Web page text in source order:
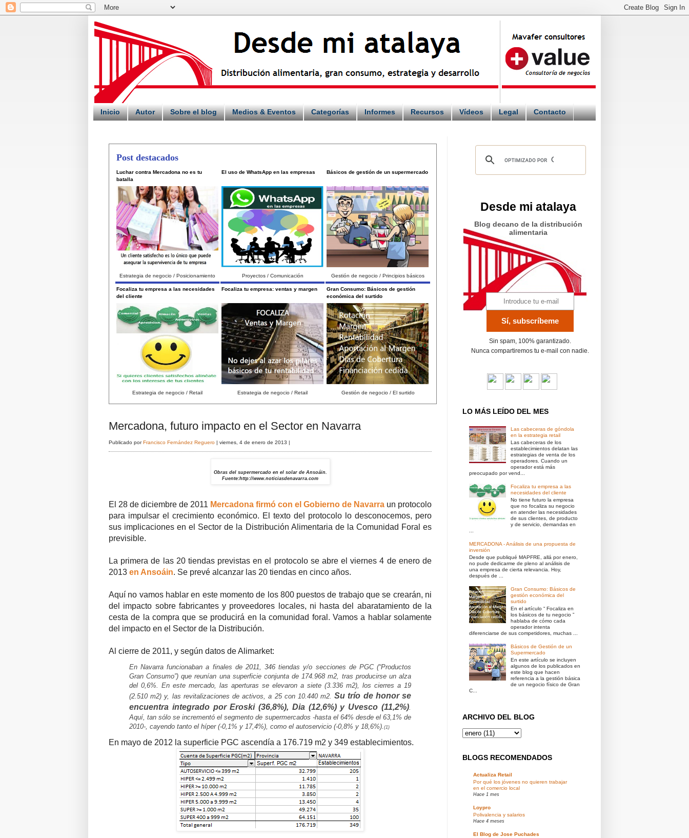
Inicio Autor Sobre el blog Medios & Eventos Categorías Informes Recursos Vídeos Legal Contacto
Post destacados
Luchar contra Mercadona no es tu
batalla
El uso de WhatsApp en las empresas Básicos de gestión de un supermercado
Estrategia de negocio / Posicionamiento Proyectos / Comunicación Gestión de negocio / Principios básicos
Focaliza tu empresa a las necesidades
del cliente
Focaliza tu empresa: ventas y margen
Gran Consumo: Básicos de gestión
económica del surtido
Estrategia de negocio / Retail Estrategia de negocio / Retail Gestión de negocio / El surtido
Mercadona, futuro impacto en el Sector en Navarra
Publicado porFrancisco Fernández Reguero | viernes, 4 de enero de 2013 |
Obras del supermercado en el solar de Ansoáin.
Fuente:http://www.noticiasdenavarra.com
El 28 de diciembre de 2011 Mercadona firmó con el Gobierno de Navarra un protocolo
para impulsar el crecimiento económico. El texto del protocolo lo desconocemos, pero
sus implicaciones en el Sector de la Distribución Alimentaria de la Comunidad Foral es
previsible.
La primera de las 20 tiendas previstas en el protocolo se abre el viernes 4 de enero de
2013 en Ansoáin. Se prevé alcanzar las 20 tiendas en cinco años.
Aquí no vamos hablar en este momento de los 800 puestos de trabajo que se crearán, ni
del impacto sobre fabricantes y proveedores locales, ni hasta del abaratamiento de la
cesta de la compra que se producirá en la comunidad foral. Vamos a hablar solamente
del impacto en el Sector de la Distribución.
Al cierre de 2011, y según datos de Alimarket:
En Navarra funcionaban a finales de 2011, 346 tiendas y/o secciones de PGC (“Productos
Gran Consumo”) que reunían una superficie conjunta de 174.968 m2, tras producirse un alza
del 0,6%. En este mercado, las aperturas se elevaron a siete (3.336 m2), los cierres a 19
(2.510 m2) y, las revitalizaciones de activos, a 25 con 10.440 m2.Su trío de honor se
encuentra integrado por Eroski (36,8%), Dia (12,6%) y Uvesco (11,2%)
Aquí, tan sólo se incrementó el segmento de supermercados -hasta el 64% desde el 63,1% de
2010-, cayendo tanto el híper (-0,1% y 17,4%), como el autoservicio (-0,8% y 18,6%). (1)
En mayo de 2012 la superficie PGC ascendía a 176.719 m2 y 349 establecimientos.
Desde mi atalaya
Blog decano de la distribución
alimentaria
Sin spam, 100% garantizado.
Nunca compartiremos tu e-mail con nadie.
LO MÁS LEÍDO DEL MES
Las cabeceras de góndola
en la estrategia retail
Las cabeceras de los
establecimientos delatan las
estrategias de venta de los
operadores. Cuando un
operador está más
preocupado por vend...
Focaliza tu empresa a las
necesidades del cliente
No tiene futuro la empresa
que no focaliza su negocio
en atender las necesidades
de sus clientes, de producto
y de servicio, demandas en
MERCADONA - Análisis de una propuesta de
inversión
Desde que publiqué MAPFRE, allá por enero,
no pude dedicarme de pleno al análisis de
una empresa de cierta relevancia. Hoy,
después de ...
Gran Consumo: Básicos de
gestión económica del
surtido
En el artículo “ Focaliza en
los básicos de tu negocio ”
hablaba de cómo cada
operador intenta
diferenciarse de sus competidores, muchas ...
Básicos de Gestión de un
Supermercado
En este artículo se incluyen
algunos de los publicados en
este blog que hacen
referencia a la gestión básica
de un negocio físico de Gran
C...
ARCHIVO DEL BLOG
BLOGS RECOMENDADOS
Actualiza Retail
Por qué los jóvenes no quieren trabajar
en el comercio local
Hace 1 mes
Loypro
Polivalencia y salarios
Hace 4 meses
El Blog de Jose Puchades